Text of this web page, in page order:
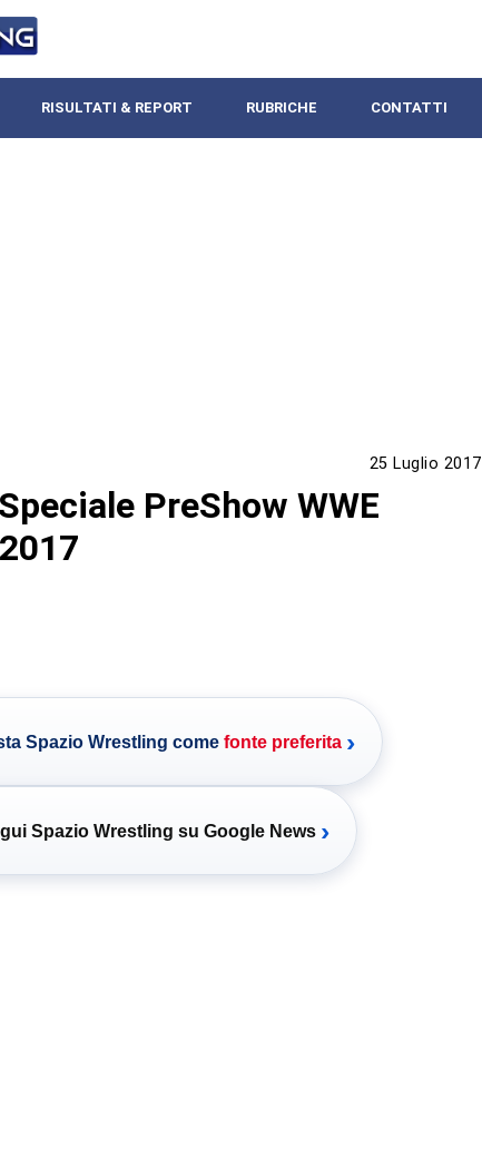
RISULTATI & REPORT RUBRICHE CONTATTI
25 Luglio 2017
PreShow WWE
Spazio Wrestling come fonte preferita ›
Spazio Wrestling su Google News ›